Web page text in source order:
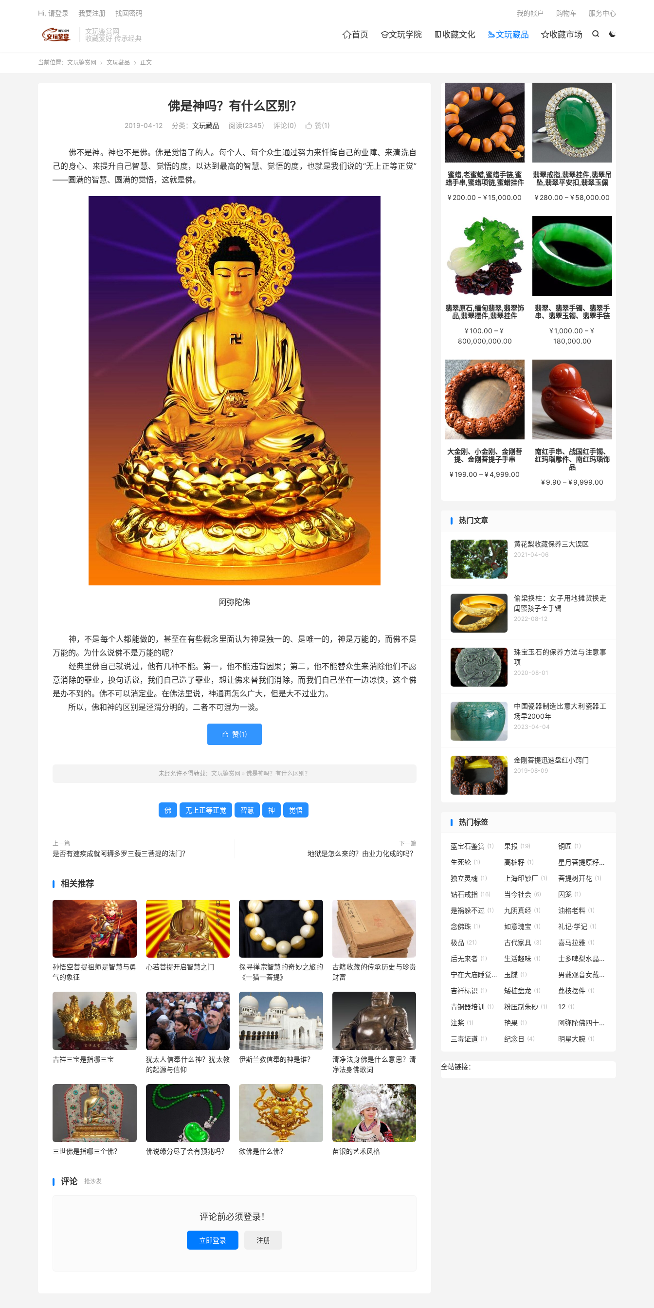
文玩鉴赏网
收藏爱好 传承经典


首页 文玩学院  收藏文化 文玩藏品 收藏市场
我的帐户 购物车 服务中心
Hi, 请登录 我要注册 找回密码
当前位置： 文玩鉴赏网  文玩藏品  正文
佛是神吗？有什么区别？
2019-04-12 分类： 文玩藏品 阅读(2345) 评论(0)  赞(1)
佛不是神。神也不是佛。佛是觉悟了的人。每个人、每个众生通过努力来忏悔自己的业障、来清洗自
己的身心、来提升自己智慧、觉悟的度，以达到最高的智慧、觉悟的度，也就是我们说的“无上正等正觉”
——圆满的智慧、圆满的觉悟，这就是佛。
阿弥陀佛
神，不是每个人都能做的，甚至在有些概念里面认为神是独一的、是唯一的，神是万能的，而佛不是
万能的。为什么说佛不是万能的呢？
经典里佛自己就说过，他有几种不能。第一，他不能违背因果；第二，他不能替众生来消除他们不愿
意消除的罪业，换句话说，我们自己造了罪业，想让佛来替我们消除，而我们自己坐在一边凉快，这个佛
是办不到的。佛不可以消定业。在佛法里说，神通再怎么广大，但是大不过业力。
所以，佛和神的区别是泾渭分明的，二者不可混为一谈。
 赞(1)
未经允许不得转载： 文玩鉴赏网 » 佛是神吗？有什么区别？
佛 无上正等正觉 智慧 神 觉悟
上一篇
是否有速疾成就阿耨多罗三藐三菩提的法门？
下一篇
地狱是怎么来的？由业力化成的吗？
相关推荐
孙悟空菩提祖师是智慧与勇
气的象征
心若菩提开启智慧之门
探寻禅宗智慧的奇妙之旅的
《一猫一菩提》
古籍收藏的传承历史与珍贵
财富
吉祥三宝是指哪三宝
犹太人信奉什么神？犹太教
的起源与信仰
伊斯兰教信奉的神是谁？
清净法身佛是什么意思？清
净法身佛歌词
三世佛是指哪三个佛？ 佛说缘分尽了会有预兆吗？ 欲佛是什么佛？ 苗银的艺术风格
评论 抢沙发
评论前必须登录！
立即登录 注册
蜜蜡,老蜜蜡,蜜蜡手链,蜜
蜡手串,蜜蜡项链,蜜蜡挂件
¥200.00 – ¥15,000.00
¥200.00
至
¥15,000.00
翡翠戒指,翡翠挂件,翡翠吊
坠,翡翠平安扣,翡翠玉佩
¥280.00 – ¥58,000.00
范
至
¥58,000.00
翡翠原石,缅甸翡翠,翡翠饰
品,翡翠摆件,翡翠挂件
¥100.00 – ¥
800,000,000.00价
范
围：
¥100.00
至
¥800,000,000.00
翡翠、翡翠手镯、翡翠手
串、翡翠玉镯、翡翠手链
¥1,000.00 – ¥
180,000.00
范
¥180,000.00
大金刚、小金刚、金刚菩
提、金刚菩提子手串
¥199.00 – ¥4,999.00
南红手串、战国红手镯、
红玛瑙雕件、南红玛瑙饰
品
¥9.90 – ¥9,999.00
热门文章
黄花梨收藏保养三大误区
2021-04-06
偷梁换柱：女子用地摊货换走
闺蜜孩子金手镯
2022-08-12
珠宝玉石的保养方法与注意事
项
2020-08-01
中国瓷器制造比意大利瓷器工
场早2000年
2023-04-04
金刚菩提迅速盘红小窍门
2019-08-09
热门标签
蓝宝石鉴赏 (1) 果报 (19) 铜匠 (1)
生死轮 (1) 高桩籽 (1) 星月菩提原籽
(1)
独立灵魂 (1) 上海印钞厂 (1) 菩提树开花 (1)
钻石戒指 (16) 当今社会 (6) 囚笼 (1)
是祸躲不过 (1) 九阴真经 (1) 油格老料 (1)
念佛珠 (1) 如意瑰宝 (1) 礼记·学记 (1)
极品 (21) 古代家具 (3) 喜马拉雅 (1)
后无来者 (1) 生活趣味 (1) 士多啤梨水晶
(1)
宁在大庙睡觉
(1) 玉牒 (1) 男戴观音女戴佛
吉祥标识 (1) 矮桩盘龙 (1) 荔枝摆件 (1)
青铜器培训 (1) 粉压制朱砂 (1) 12 (1)
注桨 (1) 艳果 (1) 阿弥陀佛四十八愿
三毒证道 (1) 纪念日 (4) 明星大腕 (1)
全站链接：